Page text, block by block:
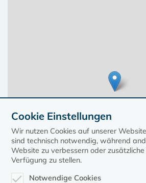
Cookie Einstellungen
Wir nutzen Cookies auf unserer
sind technisch notwendig, während
Website zu verbessern oder
Verfügung zu stellen.
Notwendige Cookies